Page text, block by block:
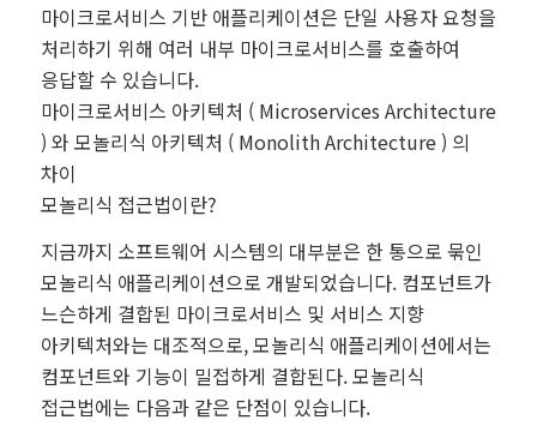
마이크로서비스 기반 애플리케이션은 단일 사용자 요청을
처리하기 위해 여러 내부 마이크로서비스를 호출하여
응답할 수 있습니다.
마이크로서비스 아키텍처 ( Microservices Architecture
) 와 모놀리식 아키텍처 ( Monolith Architecture ) 의
차이
모놀리식 접근법이란?
지금까지 소프트웨어 시스템의 대부분은 한 통으로 묶인
모놀리식 애플리케이션으로 개발되었습니다. 컴포넌트가
느슨하게 결합된 마이크로서비스 및 서비스 지향
아키텍처와는 대조적으로, 모놀리식 애플리케이션에서는
컴포넌트와 기능이 밀접하게 결합된다. 모놀리식
접근법에는 다음과 같은 단점이 있습니다.